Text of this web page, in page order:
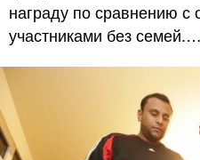
награду по сравнению с
участниками без семей.…